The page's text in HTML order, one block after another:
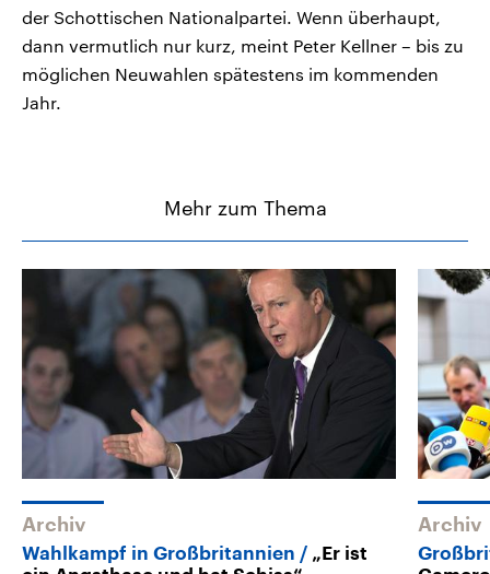
der Schottischen Nationalpartei. Wenn überhaupt,
dann vermutlich nur kurz, meint Peter Kellner – bis zu
möglichen Neuwahlen spätestens im kommenden
Jahr.
Mehr zum Thema
Archiv
Wahlkampf in Großbritannien
„Er ist
Archiv